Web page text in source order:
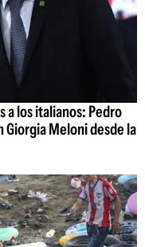
a los italianos: Pedro
Giorgia Meloni desde la